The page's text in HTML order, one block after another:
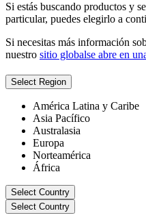
Si estás buscando productos y
particular, puedes elegirlo a
Si necesitas más información
nuestro sitio globalse abre en
Select Region
América Latina y Caribe
Asia Pacífico
Australasia
Europa
Norteamérica
África
Select Country
Select Country